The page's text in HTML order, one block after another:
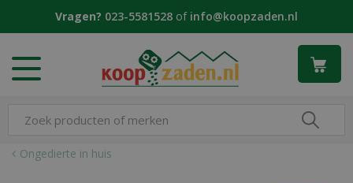
Ongedierte in huis
Vragen? 023-5581528 of info@koopzaden.nl